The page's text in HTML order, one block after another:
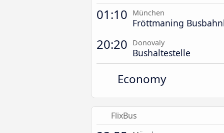
01:10 München
Fröttmaning
20:20 Donovaly
Bushaltestelle
Economy
FlixBus